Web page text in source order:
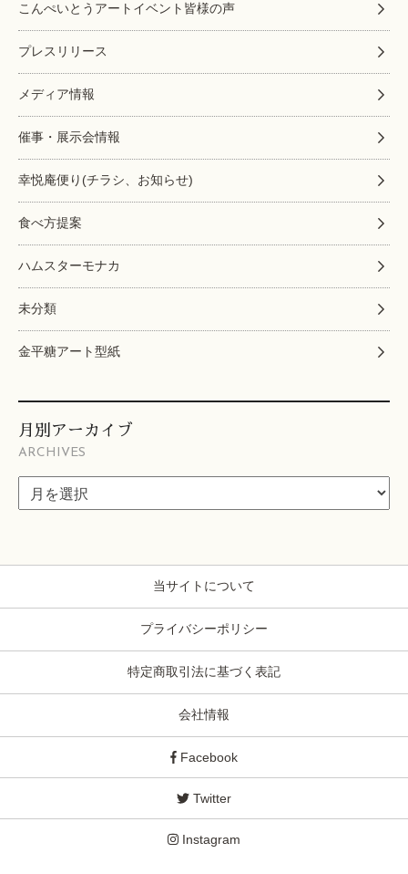
こんぺいとうアートイベント皆様の声
プレスリリース
メディア情報
催事・展示会情報
幸悦庵便り(チラシ、お知らせ)
食べ方提案
ハムスターモナカ
未分類
金平糖アート型紙
月別アーカイブ
ARCHIVES
当サイトについて
プライバシーポリシー
特定商取引法に基づく表記
会社情報
Facebook
Twitter
Instagram